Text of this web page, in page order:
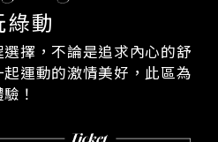
綠動
擇，不論是追求內心的舒
起運動的激情美好，此區為
！